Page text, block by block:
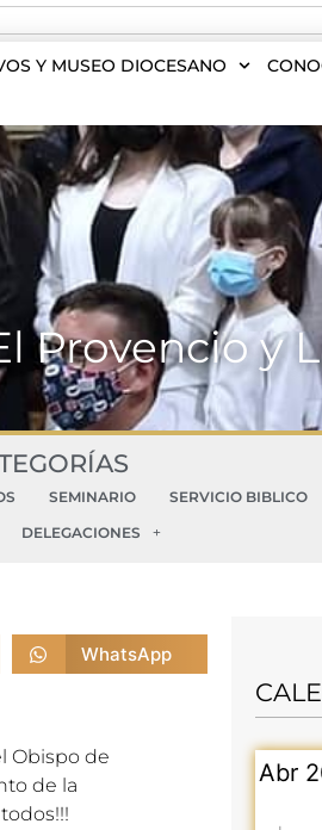
Y MUSEO DIOCESANO
Provencio y
SEMINARIO SERVICIO BIBLICO
DELEGACIONES
WhatsApp
Obispo de
de la